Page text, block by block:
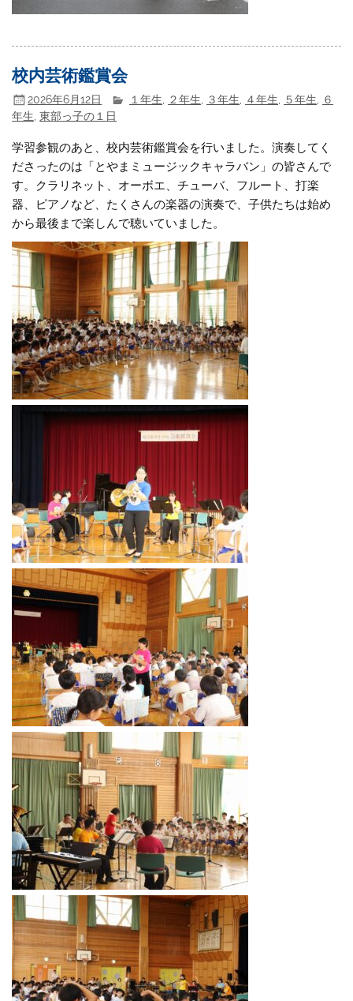
校内芸術鑑賞会
2026年6月12日 １年生 ２年生 ３年生 ４年生 ５年生
６
年生 ,東部っ子の１日
学習参観のあと、校内芸術鑑賞会を行いました。演奏してく
ださったのは「とやまミュージックキャラバン」の皆さんで
す。クラリネット、オーボエ、チューバ、フルート、打楽
器、ピアノなど、たくさんの楽器の演奏で、子供たちは始め
から最後まで楽しんで聴いていました。